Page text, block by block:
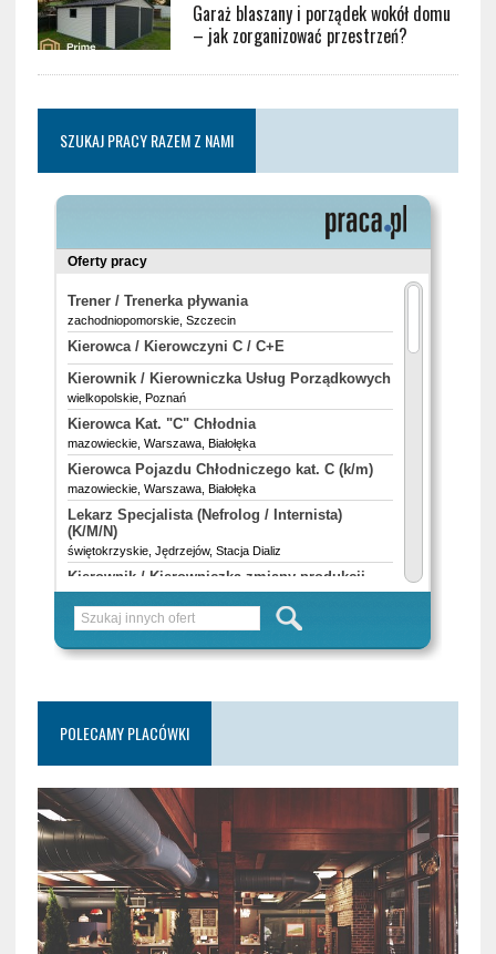
Garaż blaszany i porządek wokół domu
– jak zorganizować przestrzeń?
SZUKAJ PRACY RAZEM Z NAMI
POLECAMY PLACÓWKI